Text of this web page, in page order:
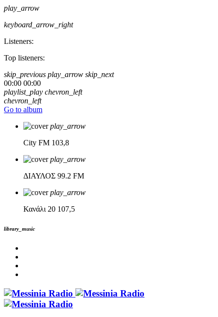
play_arrow
keyboard_arrow_right
Listeners:
Top listeners:
skip_previous play_arrow skip_next
00:00 00:00
playlist_play chevron_left
chevron_left
Go to album
play_arrow
City FM 103,8
play_arrow
ΔΙΑΥΛΟΣ 99.2 FM
play_arrow
Κανάλι 20 107,5
library_music